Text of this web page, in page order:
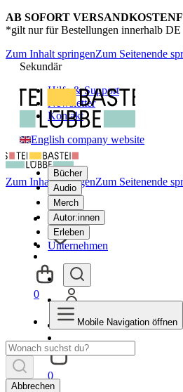
AB SOFORT
*gilt nur für Bestellungen innerhalb DE
Zum Inhalt springenZum Seitenende
Sekundär
Hilfe & Support
Newsletter
Kontakt
English company website
Bücher
Audio
Merch
Autor:innen
Erleben
Unternehmen
0
Zum Inhalt springenZum Seitenende
0
Mobile Navigation öffnen
Abbrechen